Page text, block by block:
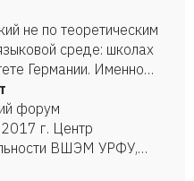
International Business,
Tourism Economics and
настоящее время.
не по теоретическим
среде: школах
Германии. Именно
собственную
которой учитель - это
по 100 слов в
грамматику и
форум
2017 г. Центр
ВШЭМ УРФУ,
памяти